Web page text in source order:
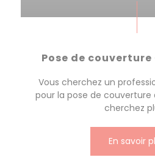
Pose de
Vous cherchez un
pour la pose de couverture
cherchez
En savoir